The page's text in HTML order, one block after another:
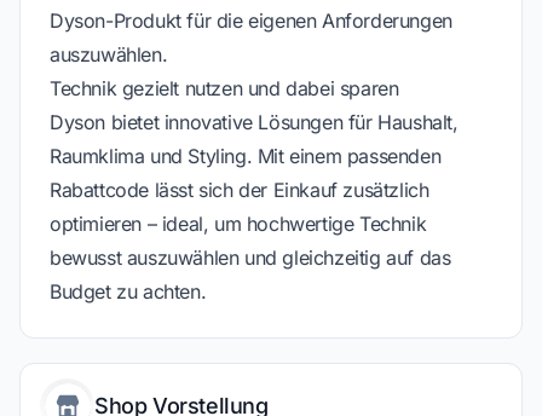
Dyson-Produkt für die eigenen Anforderungen
auszuwählen.
Technik gezielt nutzen und dabei sparen
Dyson bietet innovative Lösungen für Haushalt,
Raumklima und Styling. Mit einem passenden
Rabattcode lässt sich der Einkauf zusätzlich
optimieren – ideal, um hochwertige Technik
bewusst auszuwählen und gleichzeitig auf das
Budget zu achten.
Shop Vorstellung